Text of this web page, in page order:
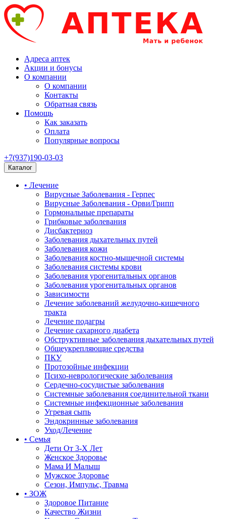
Адреса аптек
Акции и бонусы
О компании
О компании
Контакты
Обратная связь
Помощь
Как заказать
Оплата
Популярные вопросы
+7(937)190-03-03
Каталог
• Лечение
Вирусные Заболевания - Герпес
Вирусные Заболевания - Орви/Грипп
Гормональные препараты
Грибковые заболевания
Дисбактериоз
Заболевания дыхательных путей
Заболевания кожи
Заболевания костно-мышечной системы
Заболевания системы крови
Заболевания урогенитальных органов
Заболевания урогенитальных органов
Зависимости
Лечение заболеваний желудочно-кишечного
тракта
Лечение подагры
Лечение сахарного диабета
Обструктивные заболевания дыхательных путей
Общеукрепляющие средства
ПКУ
Протозойные инфекции
Психо-неврологические заболевания
Сердечно-сосудистые заболевания
Системные заболевания соединительной ткани
Системные инфекционные заболевания
Угревая сыпь
Эндокринные заболевания
Уход/Лечение
• Семья
Дети От 3-Х Лет
Женское Здоровье
Мама И Малыш
Мужское Здоровье
Сезон, Импульс, Травма
• ЗОЖ
Здоровое Питание
Качество Жизни